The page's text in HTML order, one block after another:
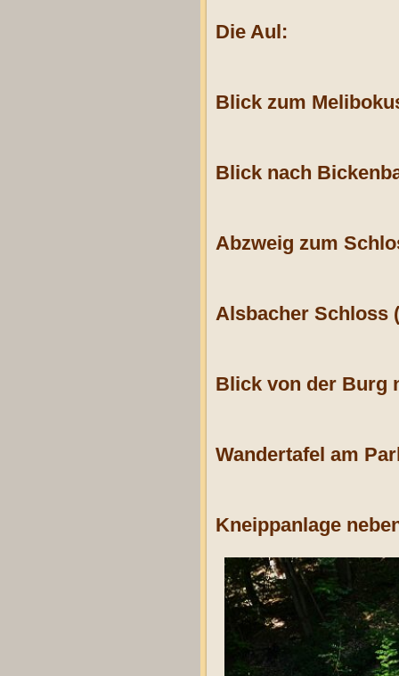
Die Aul:
Blick zum
Blick nach
Abzweig zum
Alsbacher Schloss
Blick von der Burg
Wandertafel am
Kneippanlage